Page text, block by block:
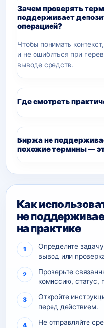
Зачем проверять
поддерживает
операцией?
Чтобы понимать
и не ошибиться при
выводе средств.
Где смотреть
Биржа не
похожие термины —
Как
не
на практике
Определите
вывод или
Проверьте
комиссию, статус,
Откройте
перед действием.
Не отправляйте